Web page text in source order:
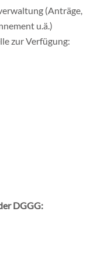
(Anträge,
u.ä.)
zur Verfügung:
DGGG: